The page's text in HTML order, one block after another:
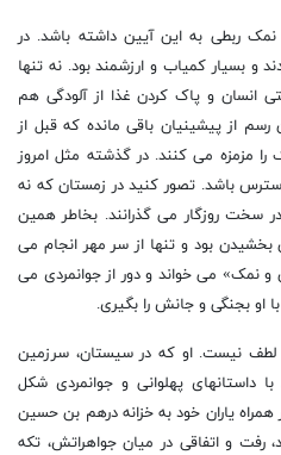
ربطی به این آیین داشته باشد. در
و بسیار کمیاب و ارزشمند بود. نه تنها
انسان و پاک کردن غذا از آلودگی هم
از پیشینیان باقی مانده که قبل از
مزمزه می کنند. در گذشته مثل امروز
باشد. تصور کنید در زمستان که نه
سخت روزگار می گذرانند. بخاطر همین
بود و تنها از سر مهر انجام می
و نمک» می خواند و دور از جوانمردی می
او بجنگی و جانش را بگیری.
نیست. او که در سیستان، سرزمین
داستانهای پهلوانی و جوانمردی شکل
یاران خود به خزانه درهم بن حسین
رفت و اتفاقی در میان جواهراتش، تکه